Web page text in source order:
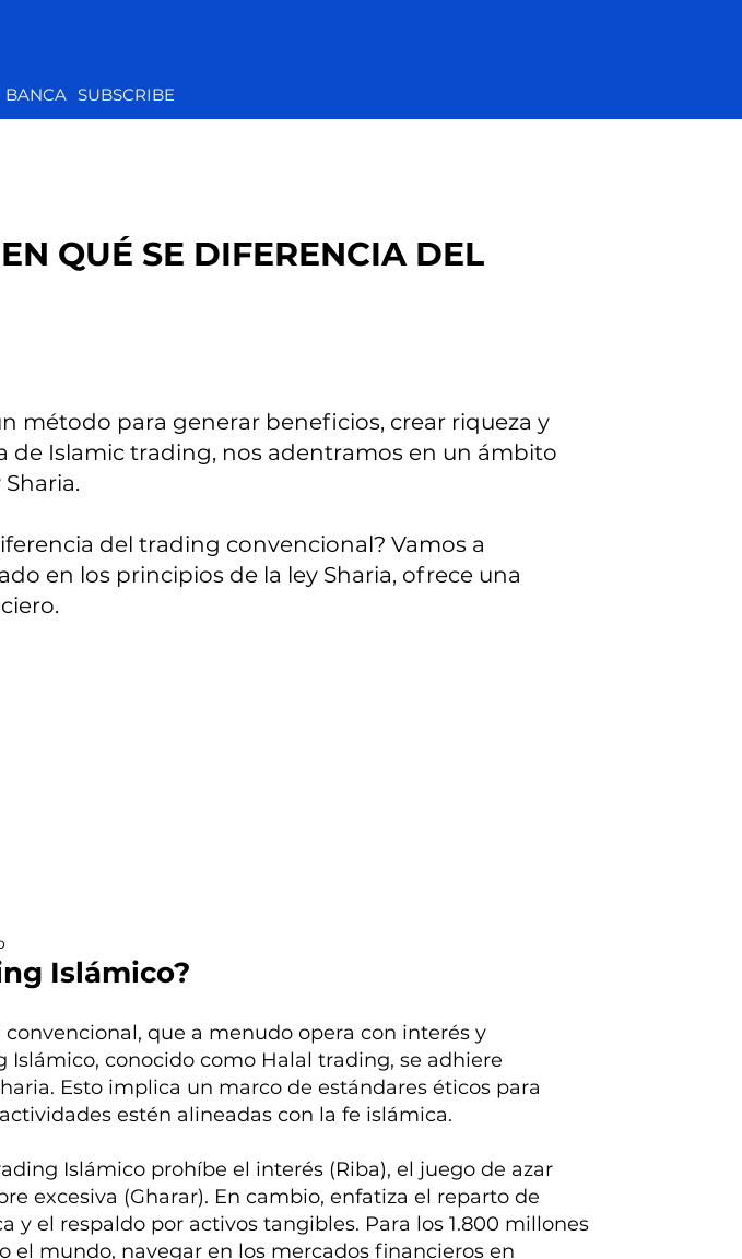
BANCA SUBSCRIBE
Islámico?
que a menudo opera con interés y
Islámico, conocido como Halal trading, se adhiere
Esto implica un marco de estándares éticos para
estén alineadas con la fe islámica.
Islámico prohíbe el interés (Riba), el juego de azar
excesiva (Gharar). En cambio, enfatiza el reparto de
y el respaldo por activos tangibles. Para los 1.800 millones
el mundo, navegar en los mercados financieros en
QUÉ SE DIFERENCIA DEL
método para generar beneficios, crear riqueza y
de Islamic trading, nos adentramos en un ámbito
del trading convencional? Vamos a
en los principios de la ley Sharia, ofrece una